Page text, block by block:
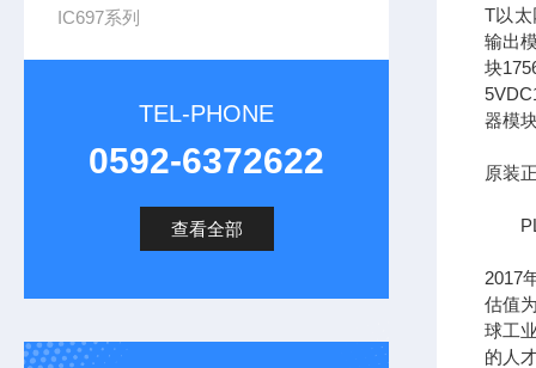
IC697系列
TEL-PHONE
0592-6372622
查看全部
T以太
输出
块
器模
原装
PLC
2017
估值
球工
的人